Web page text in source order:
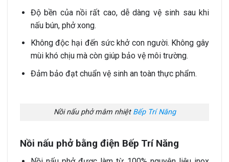
Độ bền của nồi rất cao, dễ dàng vệ sinh sau khi
nấu bún, phở xong.
Không độc hại đến sức khở con người. Không gây
mùi khó chịu mà còn giúp bảo vệ môi trường.
Đảm bảo đạt chuẩn vệ sinh an toàn thực phẩm.
Nồi nấu phở mâm nhiệt Bếp Trí Năng
Nồi nấu phở bằng điện Bếp Trí Năng